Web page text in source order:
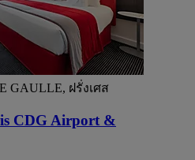
GAULLE, ฝรั่งเศส
CDG Airport &